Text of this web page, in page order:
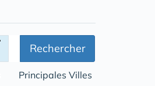
Rechercher
Principales Villes